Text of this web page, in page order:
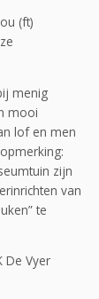
(ft)
menig
mooi
lof en men
zijn
van
te
De Vyer